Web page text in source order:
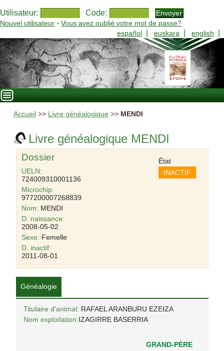
Utilisateur: Code:
Nouvel utilisateur - Vous avez oublié votre mot de passe?
español
euskara english
Accueil >> Livre généalogique >> MENDI
Livre généalogique MENDI
Dossier
UELN:
724009310001136
Microchip:
977200007268839
Nom: MENDI
D. naissance:
2008-05-02
Sexe: Femelle
État
INACTIF
D. inactif:
2011-08-01
Généalogie
Titulaire d'animal: RAFAEL ARANBURU EZEIZA
Nom exploitation:IZAGIRRE BASERRIA
GRAND-PÈRE